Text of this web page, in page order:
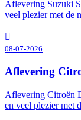
Aflevering Suzuki
veel plezier met de
08-07-2026
Aflevering
Aflevering Citroën
en veel plezier met